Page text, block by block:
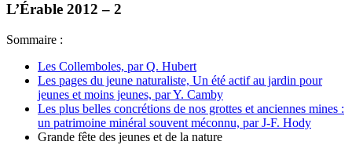
L’Érable 2012 – 2
Sommaire :
Les Collemboles, par Q. Hubert
Les pages du jeune naturaliste, Un été actif au jardin pour
jeunes et moins jeunes, par Y. Camby
Les plus belles concrétions de nos grottes et anciennes mines :
un patrimoine minéral souvent méconnu, par J-F. Hody
Grande fête des jeunes et de la nature